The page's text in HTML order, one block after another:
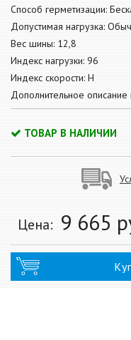
Способ герметизации:
Допустимая нагрузка:
Вес шины: 12,8
Индекс нагрузки: 96
Индекс скорости: H
Дополнительное
ТОВАР В НАЛИЧИИ
Цена: 9 665